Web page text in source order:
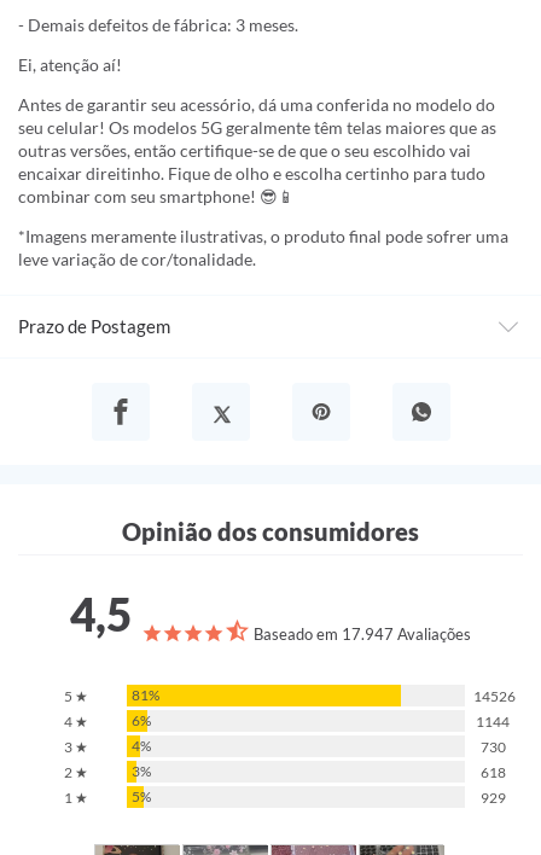
- Demais defeitos de fábrica: 3 meses.
Ei, atenção aí!
Antes de garantir seu acessório, dá uma conferida no modelo do
seu celular! Os modelos 5G geralmente têm telas maiores que as
outras versões, então certifique-se de que o seu escolhido vai
encaixar direitinho. Fique de olho e escolha certinho para tudo
combinar com seu smartphone! 😎📱
*Imagens meramente ilustrativas, o produto final pode sofrer uma
leve variação de cor/tonalidade.
Prazo de Postagem
Opinião dos consumidores
4,5 Baseado em 17.947 Avaliações
5 ★ 81%
14526
4 ★
6%
1144
3 ★
4%
730
2 ★
3%
618
1 ★
5% 929